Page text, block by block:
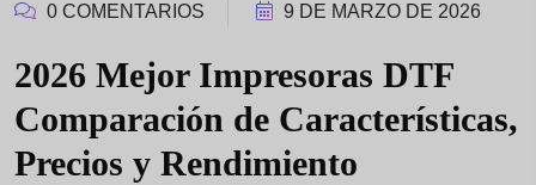
0 COMENTARIOS 9 DE MARZO DE 2026
2026 Mejor Impresoras DTF
Comparación de Características,
Precios y Rendimiento